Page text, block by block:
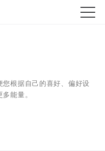
根据自己的喜好、偏好设
能量。